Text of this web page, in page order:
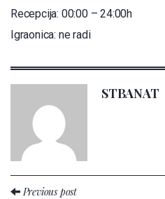
Recepcija: 00:00 – 24:00h
Igraonica: ne radi
STBANAT
Previous post